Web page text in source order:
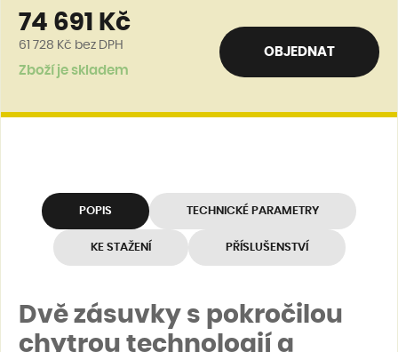
74 691 Kč
61 728 Kč bez DPH
OBJEDNAT
Zboží je skladem
POPIS TECHNICKÉ PARAMETRY
KE STAŽENÍ PŘÍSLUŠENSTVÍ
Dvě zásuvky s pokročilou
chytrou technologií a